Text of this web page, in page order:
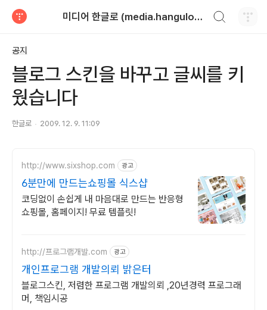
미디어 한글로 (media.hangulo.net)
공지
블로그 스킨을 바꾸고 글씨를 키
웠습니다
한글로 2009. 12. 9. 11:09
http://www.sixshop.com 광고
6분만에 만드는쇼핑몰 식스샵
코딩없이 손쉽게 내 마음대로 만드는 반응형
쇼핑몰, 홈페이지! 무료 템플릿!
http://프로그램개발.com 광고
개인프로그램 개발의뢰 밝은터
블로그스킨, 저렴한 프로그램 개발의뢰 ,20년경력 프로그래
머, 책임시공